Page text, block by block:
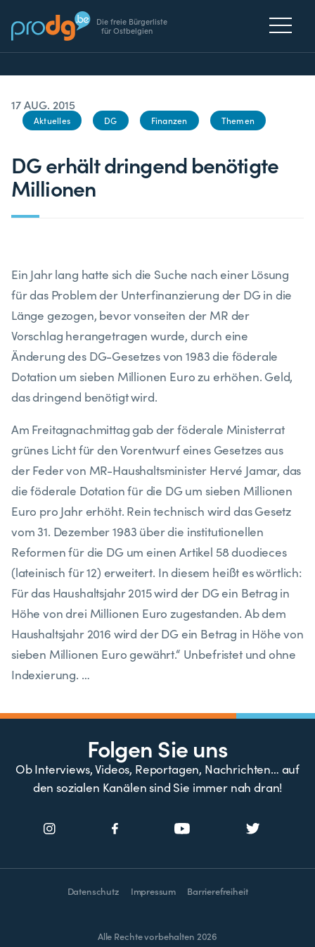
Die freie Bürgerliste
für Ostbelgien
17 AUG. 2015
Aktuelles DG Finanzen Themen
DG erhält dringend benötigte
Millionen
Ein Jahr lang hatte sich die Suche nach einer Lösung
für das Problem der Unterfinanzierung der DG in die
Länge gezogen, bevor vonseiten der MR der
Vorschlag herangetragen wurde, durch eine
Änderung des DG-Gesetzes von 1983 die föderale
Dotation um sieben Millionen Euro zu erhöhen. Geld,
das dringend benötigt wird.
Am Freitagnachmittag gab der föderale Ministerrat
grünes Licht für den Vorentwurf eines Gesetzes aus
der Feder von MR-Haushaltsminister Hervé Jamar, das
die föderale Dotation für die DG um sieben Millionen
Euro pro Jahr erhöht. Rein technisch wird das Gesetz
vom 31. Dezember 1983 über die institutionellen
Reformen für die DG um einen Artikel 58 duodieces
(lateinisch für 12) erweitert. In diesem heißt es wörtlich:
Für das Haushaltsjahr 2015 wird der DG ein Betrag in
Höhe von drei Millionen Euro zugestanden. Ab dem
Haushaltsjahr 2016 wird der DG ein Betrag in Höhe von
sieben Millionen Euro gewährt.“ Unbefristet und ohne
Indexierung. …
Folgen Sie uns
Ob Interviews, Videos, Reportagen, Nachrichten… auf
den sozialen Kanälen sind Sie immer nah dran!
Datenschutz Impressum Barrierefreiheit
Alle Rechte vorbehalten 2026